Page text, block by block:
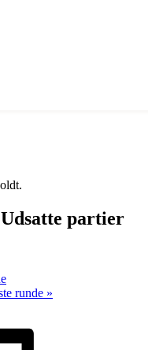
partier
runde »